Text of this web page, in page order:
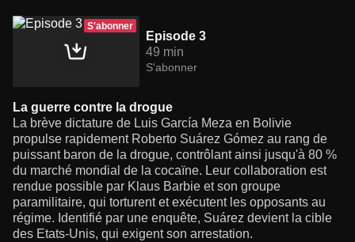
S'abonner
Episode 3
49 min
S'abonner
La guerre contre la drogue
La brève dictature de Luis García Meza en Bolivie
propulse rapidement Roberto Suárez Gómez au rang de
puissant baron de la drogue, contrôlant ainsi jusqu'à 80 %
du marché mondial de la cocaïne. Leur collaboration est
rendue possible par Klaus Barbie et son groupe
paramilitaire, qui torturent et exécutent les opposants au
régime. Identifié par une enquête, Suárez devient la cible
des Etats-Unis, qui exigent son arrestation.